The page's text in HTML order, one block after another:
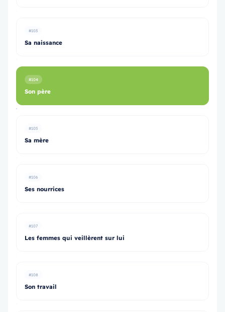
#103
Sa naissance
#104
Son père
#105
Sa mère
#106
Ses nourrices
#107
Les femmes qui veillèrent sur lui
#108
Son travail